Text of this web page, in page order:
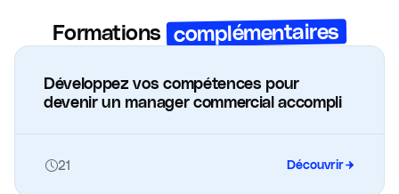
Formations complémentaires
Développez vos compétences pour
devenir un manager commercial accompli
21 Découvrir